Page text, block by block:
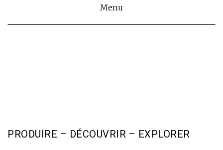
Menu
PRODUIRE – DÉCOUVRIR – EXPLORER